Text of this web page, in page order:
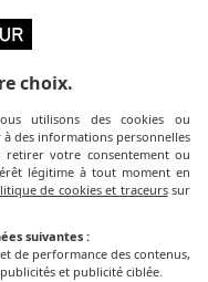
choix.
utilisons des cookies ou
des informations personnelles
votre consentement ou
légitime à tout moment en
de cookies et traceurssur
suivantes :
de performance des contenus,
et publicité ciblée.